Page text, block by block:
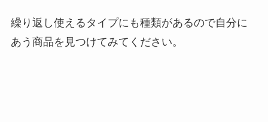
繰り返し使えるタイプにも種類があるので自分に
あう商品を見つけてみてください。